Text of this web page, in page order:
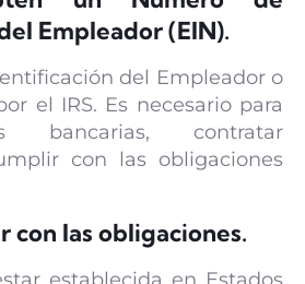
Empleador (EIN).
del Empleador o
el IRS. Es necesario para
bancarias, contratar
con las obligaciones
con las obligaciones.